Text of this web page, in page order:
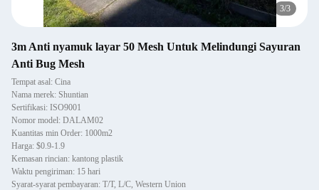
3/3
3m Anti nyamuk layar 50 Mesh Untuk Melindungi Sayuran
Anti Bug Mesh
Tempat asal: Cina
Nama merek: Shuntian
Sertifikasi: ISO9001
Nomor model: DALAM02
Kuantitas min Order: 1000m2
Harga: $0.9-1.9
Kemasan rincian: kantong plastik
Waktu pengiriman: 15 hari
Syarat-syarat pembayaran: T/T, L/C, Western Union